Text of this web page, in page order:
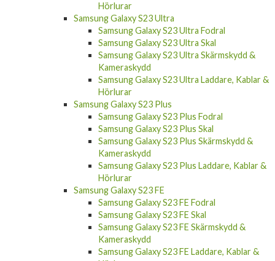
Hörlurar
Samsung Galaxy S23 Ultra
Samsung Galaxy S23 Ultra Fodral
Samsung Galaxy S23 Ultra Skal
Samsung Galaxy S23 Ultra Skärmskydd &
Kameraskydd
Samsung Galaxy S23 Ultra Laddare, Kablar &
Hörlurar
Samsung Galaxy S23 Plus
Samsung Galaxy S23 Plus Fodral
Samsung Galaxy S23 Plus Skal
Samsung Galaxy S23 Plus Skärmskydd &
Kameraskydd
Samsung Galaxy S23 Plus Laddare, Kablar &
Hörlurar
Samsung Galaxy S23 FE
Samsung Galaxy S23 FE Fodral
Samsung Galaxy S23 FE Skal
Samsung Galaxy S23 FE Skärmskydd &
Kameraskydd
Samsung Galaxy S23 FE Laddare, Kablar &